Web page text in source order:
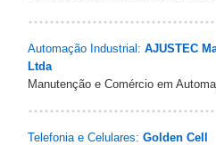
Automação Industrial: AJUSTEC
Ltda
Manutenção e Comércio em
Telefonia e Celulares: Golden Cell‎